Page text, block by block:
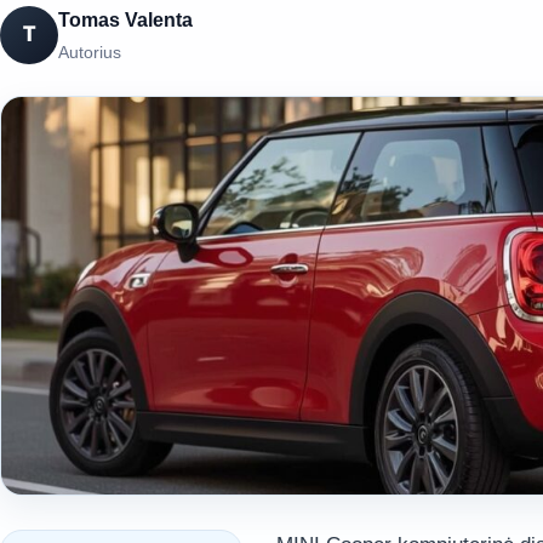
T
Tomas Valenta
Autorius